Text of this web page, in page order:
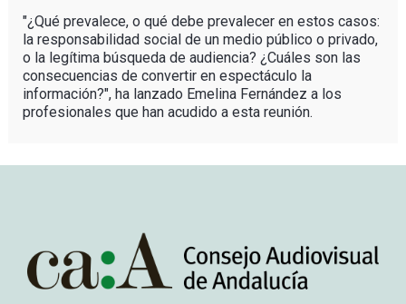
"¿Qué prevalece, o qué debe prevalecer en estos casos:
la responsabilidad social de un medio público o privado,
o la legítima búsqueda de audiencia? ¿Cuáles son las
consecuencias de convertir en espectáculo la
información?", ha lanzado Emelina Fernández a los
profesionales que han acudido a esta reunión.